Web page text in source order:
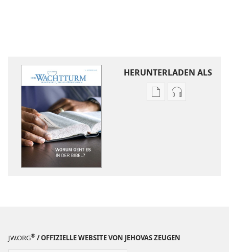
HERUNTERLADEN ALS
JW.ORG® / OFFIZIELLE WEBSITE VON JEHOVAS ZEUGEN